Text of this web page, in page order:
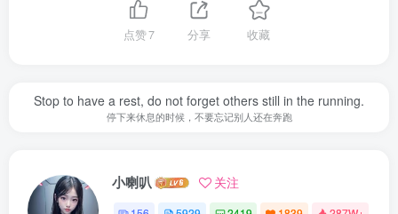
点赞7 分享 收藏
Stop to have a rest, do not forget others still in the running.
停下来休息的时候，不要忘记别人还在奔跑
小喇叭 关注